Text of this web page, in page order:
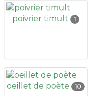
poivrier timult 1
oeillet de poète 10